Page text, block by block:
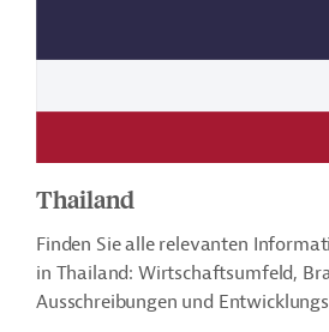
Thailand
Finden Sie alle relevanten
in Thailand: Wirtschaftsumfeld,
Ausschreibungen und